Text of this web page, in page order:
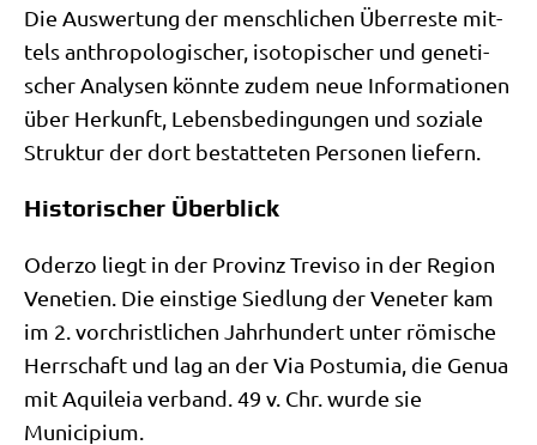
Die Aus­wer­tung der mensch­li­chen Über­re­ste mit­
tels anthro­po­lo­gi­scher, iso­to­pi­scher und gene­ti­
scher Ana­ly­sen könn­te zudem neue Infor­ma­tio­nen
über Her­kunft, Lebens­be­din­gun­gen und sozia­le
Struk­tur der dort bestat­te­ten Per­so­nen liefern.
Historischer Überblick
Oder­zo liegt in der Pro­vinz Tre­vi­so in der Regi­on
Vene­ti­en. Die ein­sti­ge Sied­lung der Vene­ter kam
im 2. vor­christ­li­chen Jahr­hun­dert unter römi­sche
Herr­schaft und lag an der Via Postu­mia, die Genua
mit Aqui­leia ver­band. 49 v. Chr. wur­de sie
Municipium.